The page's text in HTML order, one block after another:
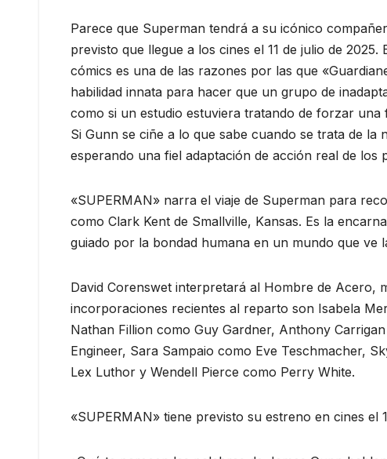
Parece que Superman tendrá a su icónico
previsto que llegue a los cines el 11 de julio de
cómics es una de las razones por las que
habilidad innata para hacer que un grupo de
como si un estudio estuviera tratando de forzar
Si Gunn se ciñe a lo que sabe cuando se trata de
esperando una fiel adaptación de acción real de los
«SUPERMAN» narra el viaje de Superman para
como Clark Kent de Smallville, Kansas. Es la
guiado por la bondad humana en un mundo que ve
David Corenswet interpretará al Hombre de Acero,
incorporaciones recientes al reparto son Isabela
Nathan Fillion como Guy Gardner, Anthony
Engineer, Sara Sampaio como Eve Teschmacher,
Lex Luthor y Wendell Pierce como Perry White.
«SUPERMAN» tiene previsto su estreno en cines el